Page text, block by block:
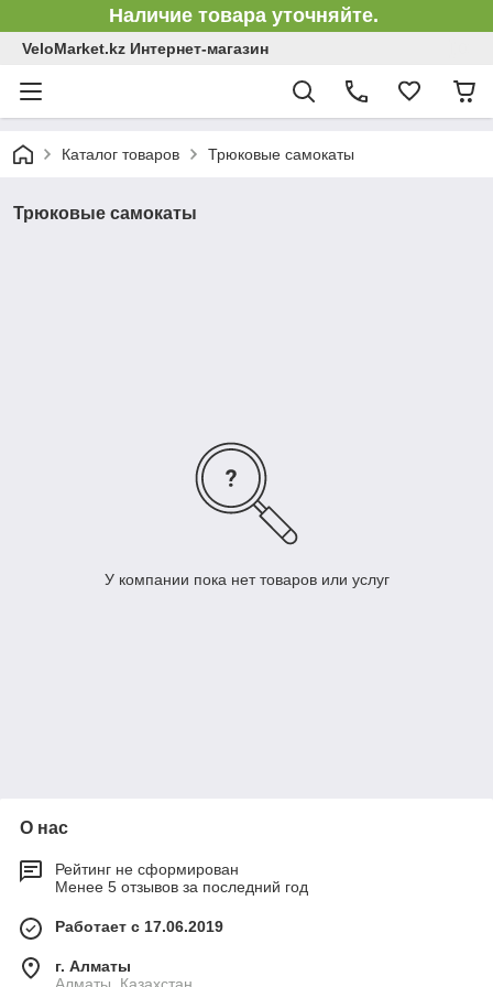
Наличие товара уточняйте.
VeloMarket.kz Интернет-магазин
Каталог товаров Трюковые самокаты
Трюковые самокаты
У компании пока нет товаров или услуг
О нас
Рейтинг не сформирован
Менее 5 отзывов за последний год
Работает с 17.06.2019
г. Алматы